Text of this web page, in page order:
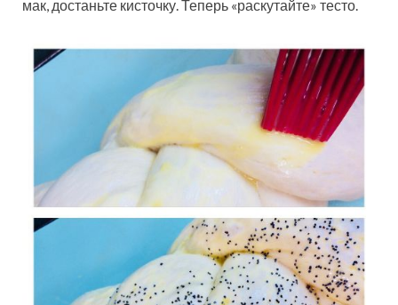
мак, достаньте кисточку. Теперь «раскутайте» тесто.